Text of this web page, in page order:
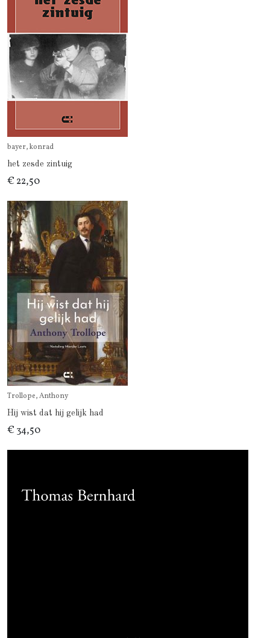
bayer, konrad
het zesde zintuig
€ 22,50
Trollope, Anthony
Hij wist dat hij gelijk had
€ 34,50